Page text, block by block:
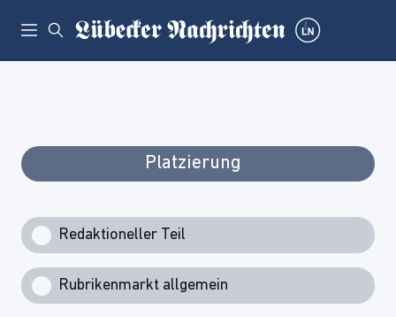
Platzierung
Redaktioneller Teil
Rubrikenmarkt allgemein